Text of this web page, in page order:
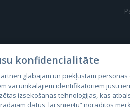
konfidencialitāte
glabājam un piekļūstam personas
vai unikālajiem identifikatoriem jūsu
izsekošanas tehnoloģijas, kas
datus, lai sniegtu” norādītos